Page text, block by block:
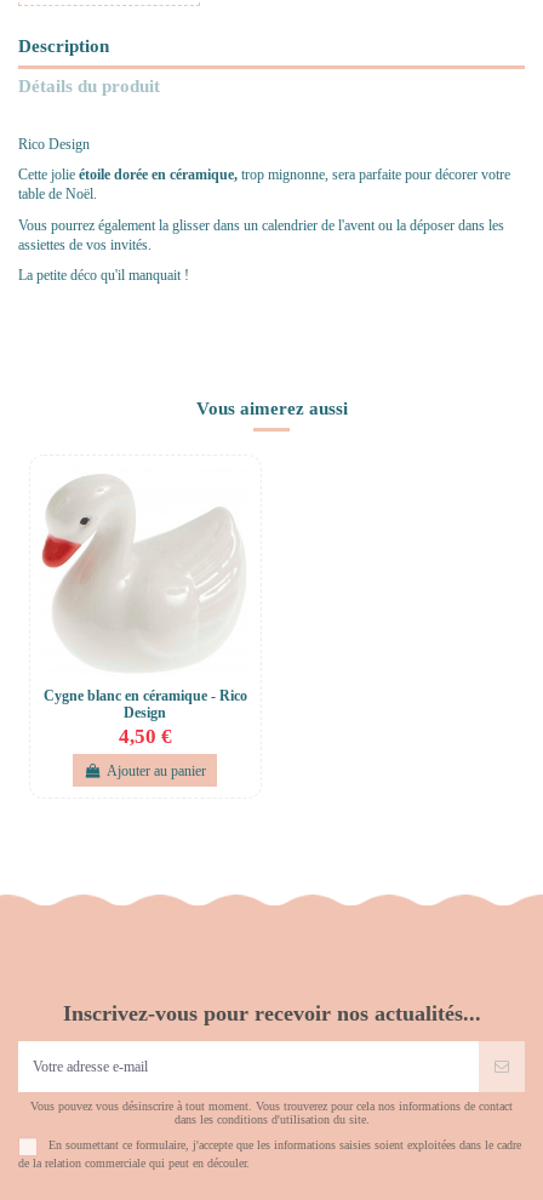
Description
Détails du produit
Rico Design
Cette jolie étoile dorée en céramique, trop mignonne, sera parfaite pour décorer votre
table de Noël.
Vous pourrez également la glisser dans un calendrier de l'avent ou la déposer dans les
assiettes de vos invités.
La petite déco qu'il manquait !
Vous aimerez aussi
Cygne blanc en céramique - Rico
Design
4,50 €
Ajouter au panier
Inscrivez-vous pour recevoir nos actualités...
Vous pouvez vous désinscrire à tout moment. Vous trouverez pour cela nos informations de contact
dans les conditions d'utilisation du site.
En soumettant ce formulaire, j'accepte que les informations saisies soient exploitées dans le cadre
de la relation commerciale qui peut en découler.